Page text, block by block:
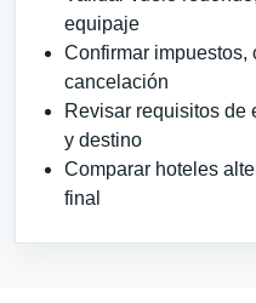
equipaje
Confirmar impuestos,
cancelación
Revisar requisitos de
y destino
Comparar hoteles
final